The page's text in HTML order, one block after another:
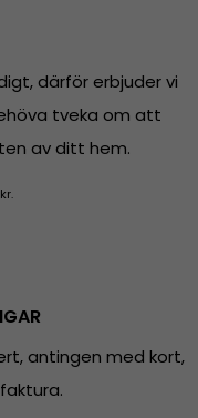
därför erbjuder vi
tveka om att
av ditt hem.
antingen med kort,